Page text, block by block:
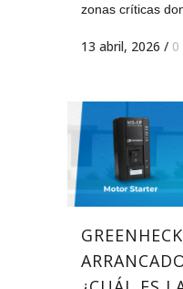
zonas críticas
13 abril, 2026 /